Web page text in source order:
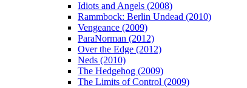
Idiots and Angels (2008)
Rammbock: Berlin Undead (2010)
Vengeance (2009)
ParaNorman (2012)
Over the Edge (2012)
Neds (2010)
The Hedgehog (2009)
The Limits of Control (2009)